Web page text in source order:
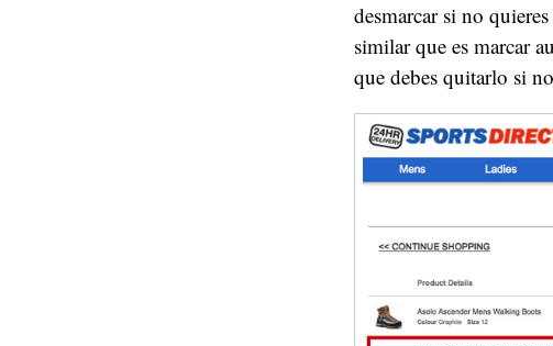
desmarcar si no
similar que es marcar
que debes quitarlo si